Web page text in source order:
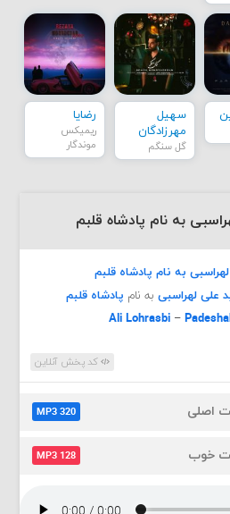
سهیل
مهرزادگان
گل سنگم
رضایا
ریمیکس
موندگار
به نام پادشاه قلبم
به نام پادشاه قلبم
علی لهراسبی به نام پادشاه قلبم
Ali Lohrasbi –
کد پخش آنلاین
اصلی MP3 320
خوب MP3 128